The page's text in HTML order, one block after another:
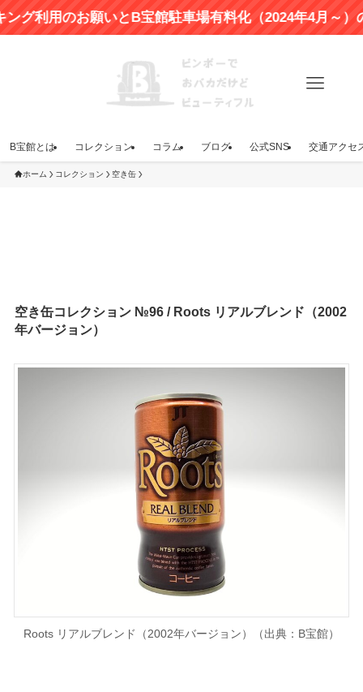
お願いとB宝館駐車場有料化（2024年4月～）のお知ら
B宝館とは コレクション コラム ブログ 公式SNS 交通アクセ
ホーム コレクション 空き缶
空き缶コレクション №96 / Roots リアルブレンド（2002
年バージョン）
Roots リアルブレンド（2002年バージョン）（出典：B宝館）